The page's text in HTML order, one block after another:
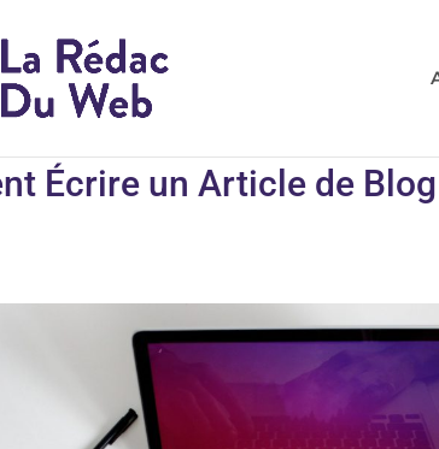
Écrire un Article de